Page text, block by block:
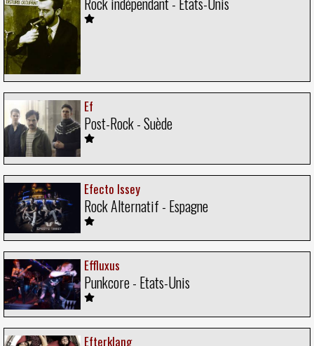
Ef
Post-Rock - Suède
Efecto Issey
Rock Alternatif - Espagne
Effluxus
Punkcore - Etats-Unis
Efterklang